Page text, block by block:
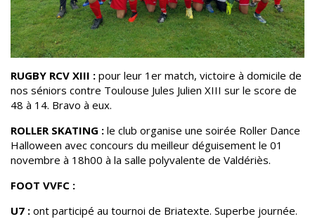
RUGBY RCV XIII : pour leur 1er match, victoire à domicile de
nos séniors contre Toulouse Jules Julien XIII sur le score de
48 à 14. Bravo à eux.
ROLLER SKATING : le club organise une soirée Roller Dance
Halloween avec concours du meilleur déguisement le 01
novembre à 18h00 à la salle polyvalente de Valdériès.
FOOT VVFC :
U7 : ont participé au tournoi de Briatexte. Superbe journée.